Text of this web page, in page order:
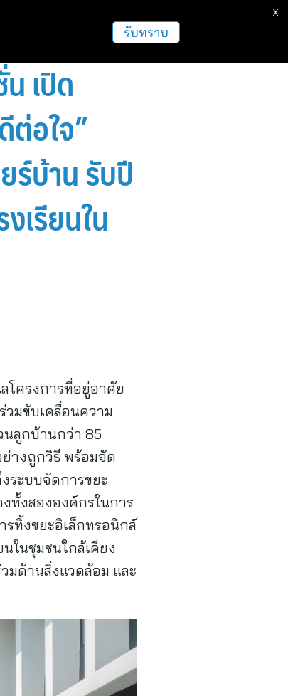
เปิด
อใจ”
ร์บ้าน รับปี
เรียนใน
โครงการที่อยู่อาศัย
วมขับเคลื่อนความ
นลูกบ้านกว่า 85
างถูกวิธี พร้อมจัด
ระบบจัดการขยะ
ทั้งสององค์กรในการ
รทิ้งขยะอิเล็กทรอนิกส์
ในชุมชนใกล้เคียง
มด้านสิ่งแวดล้อม และ
รับทราบ
X